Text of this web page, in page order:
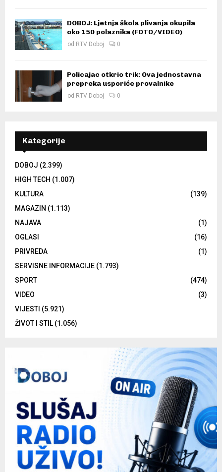
DOBOJ: Ljetnja škola plivanja okupila
oko 150 polaznika (FOTO/VIDEO)
od RTV Doboj 0
Policajac otkrio trik: Ova jednostavna
prepreka usporiće provalnike
od RTV Doboj 0
Kategorije
DOBOJ (2.399)
HIGH TECH (1.007)
KULTURA
(139)
MAGAZIN (1.113)
NAJAVA
(1)
OGLASI
(16)
PRIVREDA
(1)
SERVISNE INFORMACIJE (1.793)
SPORT
(474)
VIDEO
(3)
VIJESTI (5.921)
ŽIVOT I STIL(1.056)